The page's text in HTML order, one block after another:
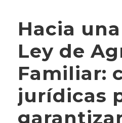
Hacia
Ley de
Familiar:
jurídicas